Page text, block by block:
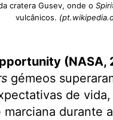
cratera Gusev, onde o
vulcânicos.
(NASA,
gémeos
de
durante